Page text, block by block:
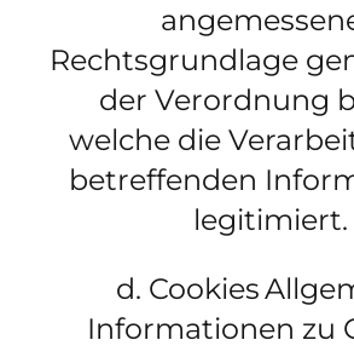
Rechtsgrundlage
der Verordnung
welche die
betreffenden
legitimiert.
d. Cookies
Informationen zu